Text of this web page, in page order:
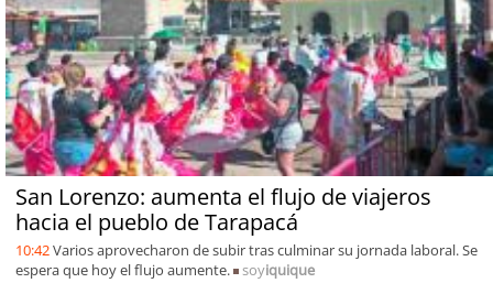
San Lorenzo: aumenta el flujo de viajeros
hacia el pueblo de Tarapacá
10:42Varios aprovecharon de subir tras culminar su jornada laboral. Se
espera que hoy el flujo aumente.
soyiquique